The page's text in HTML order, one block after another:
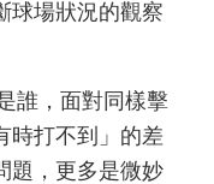
球場狀況的觀察
誰，面對同樣擊
打不到」 的差
題，更多是微妙